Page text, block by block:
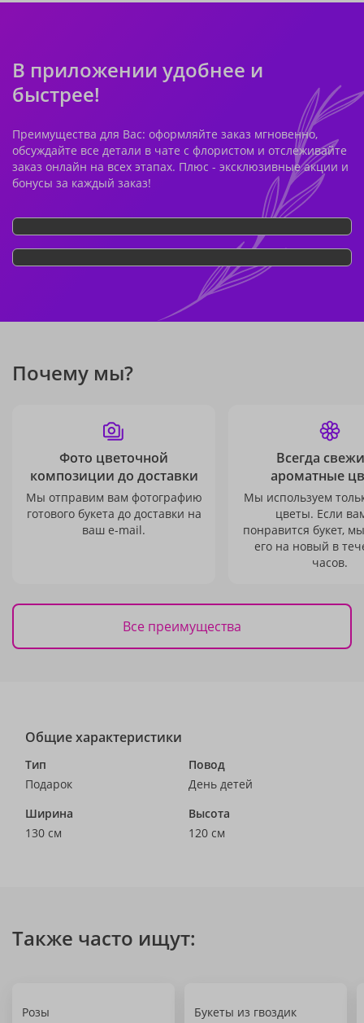
В приложении удобнее и
быстрее!
Преимущества для Вас: оформляйте заказ мгновенно,
обсуждайте все детали в чате с флористом и отслеживайте
заказ онлайн на всех этапах. Плюс - эксклюзивные акции и
бонусы за каждый заказ!
Почему мы?
Фото цветочной
композиции до доставки
Мы отправим вам фотографию
готового букета до доставки на
ваш e-mail.
Всегда
ароматные
Мы используем
цветы. Если
понравится букет,
его на новый в
часов.
Все преимущества
Общие характеристики
Тип
Подарок
Повод
День детей
Ширина
130 см
Высота
120 см
Также часто ищут:
Розы Букеты из гвоздик